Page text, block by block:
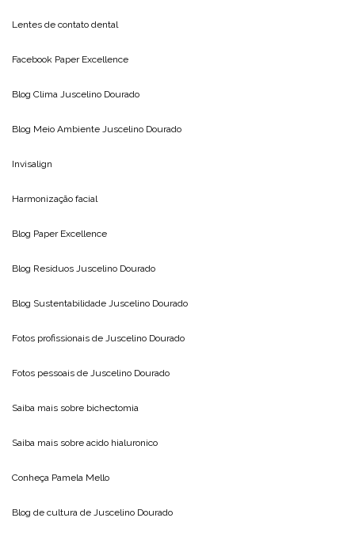
Lentes de contato dental
Facebook Paper Excellence
Blog Clima Juscelino Dourado
Blog Meio Ambiente Juscelino Dourado
Invisalign
Harmonização facial
Blog Paper Excellence
Blog Resíduos Juscelino Dourado
Blog Sustentabilidade Juscelino Dourado
Fotos profissionais de Juscelino Dourado
Fotos pessoais de Juscelino Dourado
Saiba mais sobre bichectomia
Saiba mais sobre acido hialuronico
Conheça Pamela Mello
Blog de cultura de Juscelino Dourado